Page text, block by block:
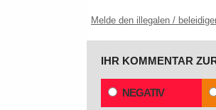
Melde den illegalen /
IHR KOMMENTAR
NEGATIV